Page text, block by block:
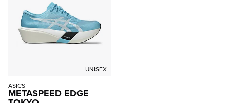
UNISEX
ASICS
METASPEED EDGE